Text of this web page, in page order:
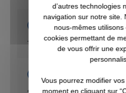
Acheteur Vérifié
Publié le 30/10/2021 à 23:52
Très discret
Publié le 26/09/2021 à 20:18
d’autres technologies
navigation sur notre site.
nous-mêmes
cookies permettant de
de vous offrir une
Vous pourrez modifier
moment en cliquant sur